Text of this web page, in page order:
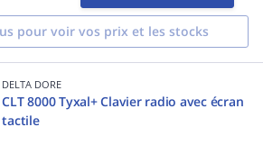
pour voir vos prix et les stocks
DELTA DORE
CLT 8000 Tyxal+ Clavier radio avec écran
tactile